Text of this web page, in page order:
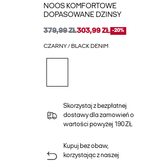
NOOS KOMFORTOWE
DOPASOWANE DZINSY
379,99 ZŁ303,99 ZŁ -20%
CZARNY / BLACK DENIM
Skorzystaj z bezpłatnej
dostawy dla zamowień o
wartości powyżej 190 ZŁ
Kupuj bez obaw,
korzystając z naszej